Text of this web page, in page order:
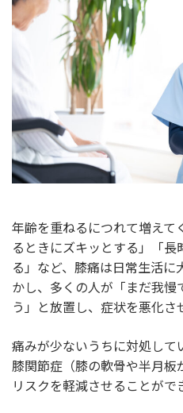
年齢を重ねるにつれて増えて
るときにズキッとする」「
る」など、膝痛は日常生活に
かし、多くの人が「まだ我慢
う」と放置し、症状を悪化さ
痛みが少ないうちに対処して
膝関節症（膝の軟骨や半月
リスクを軽減させることがで